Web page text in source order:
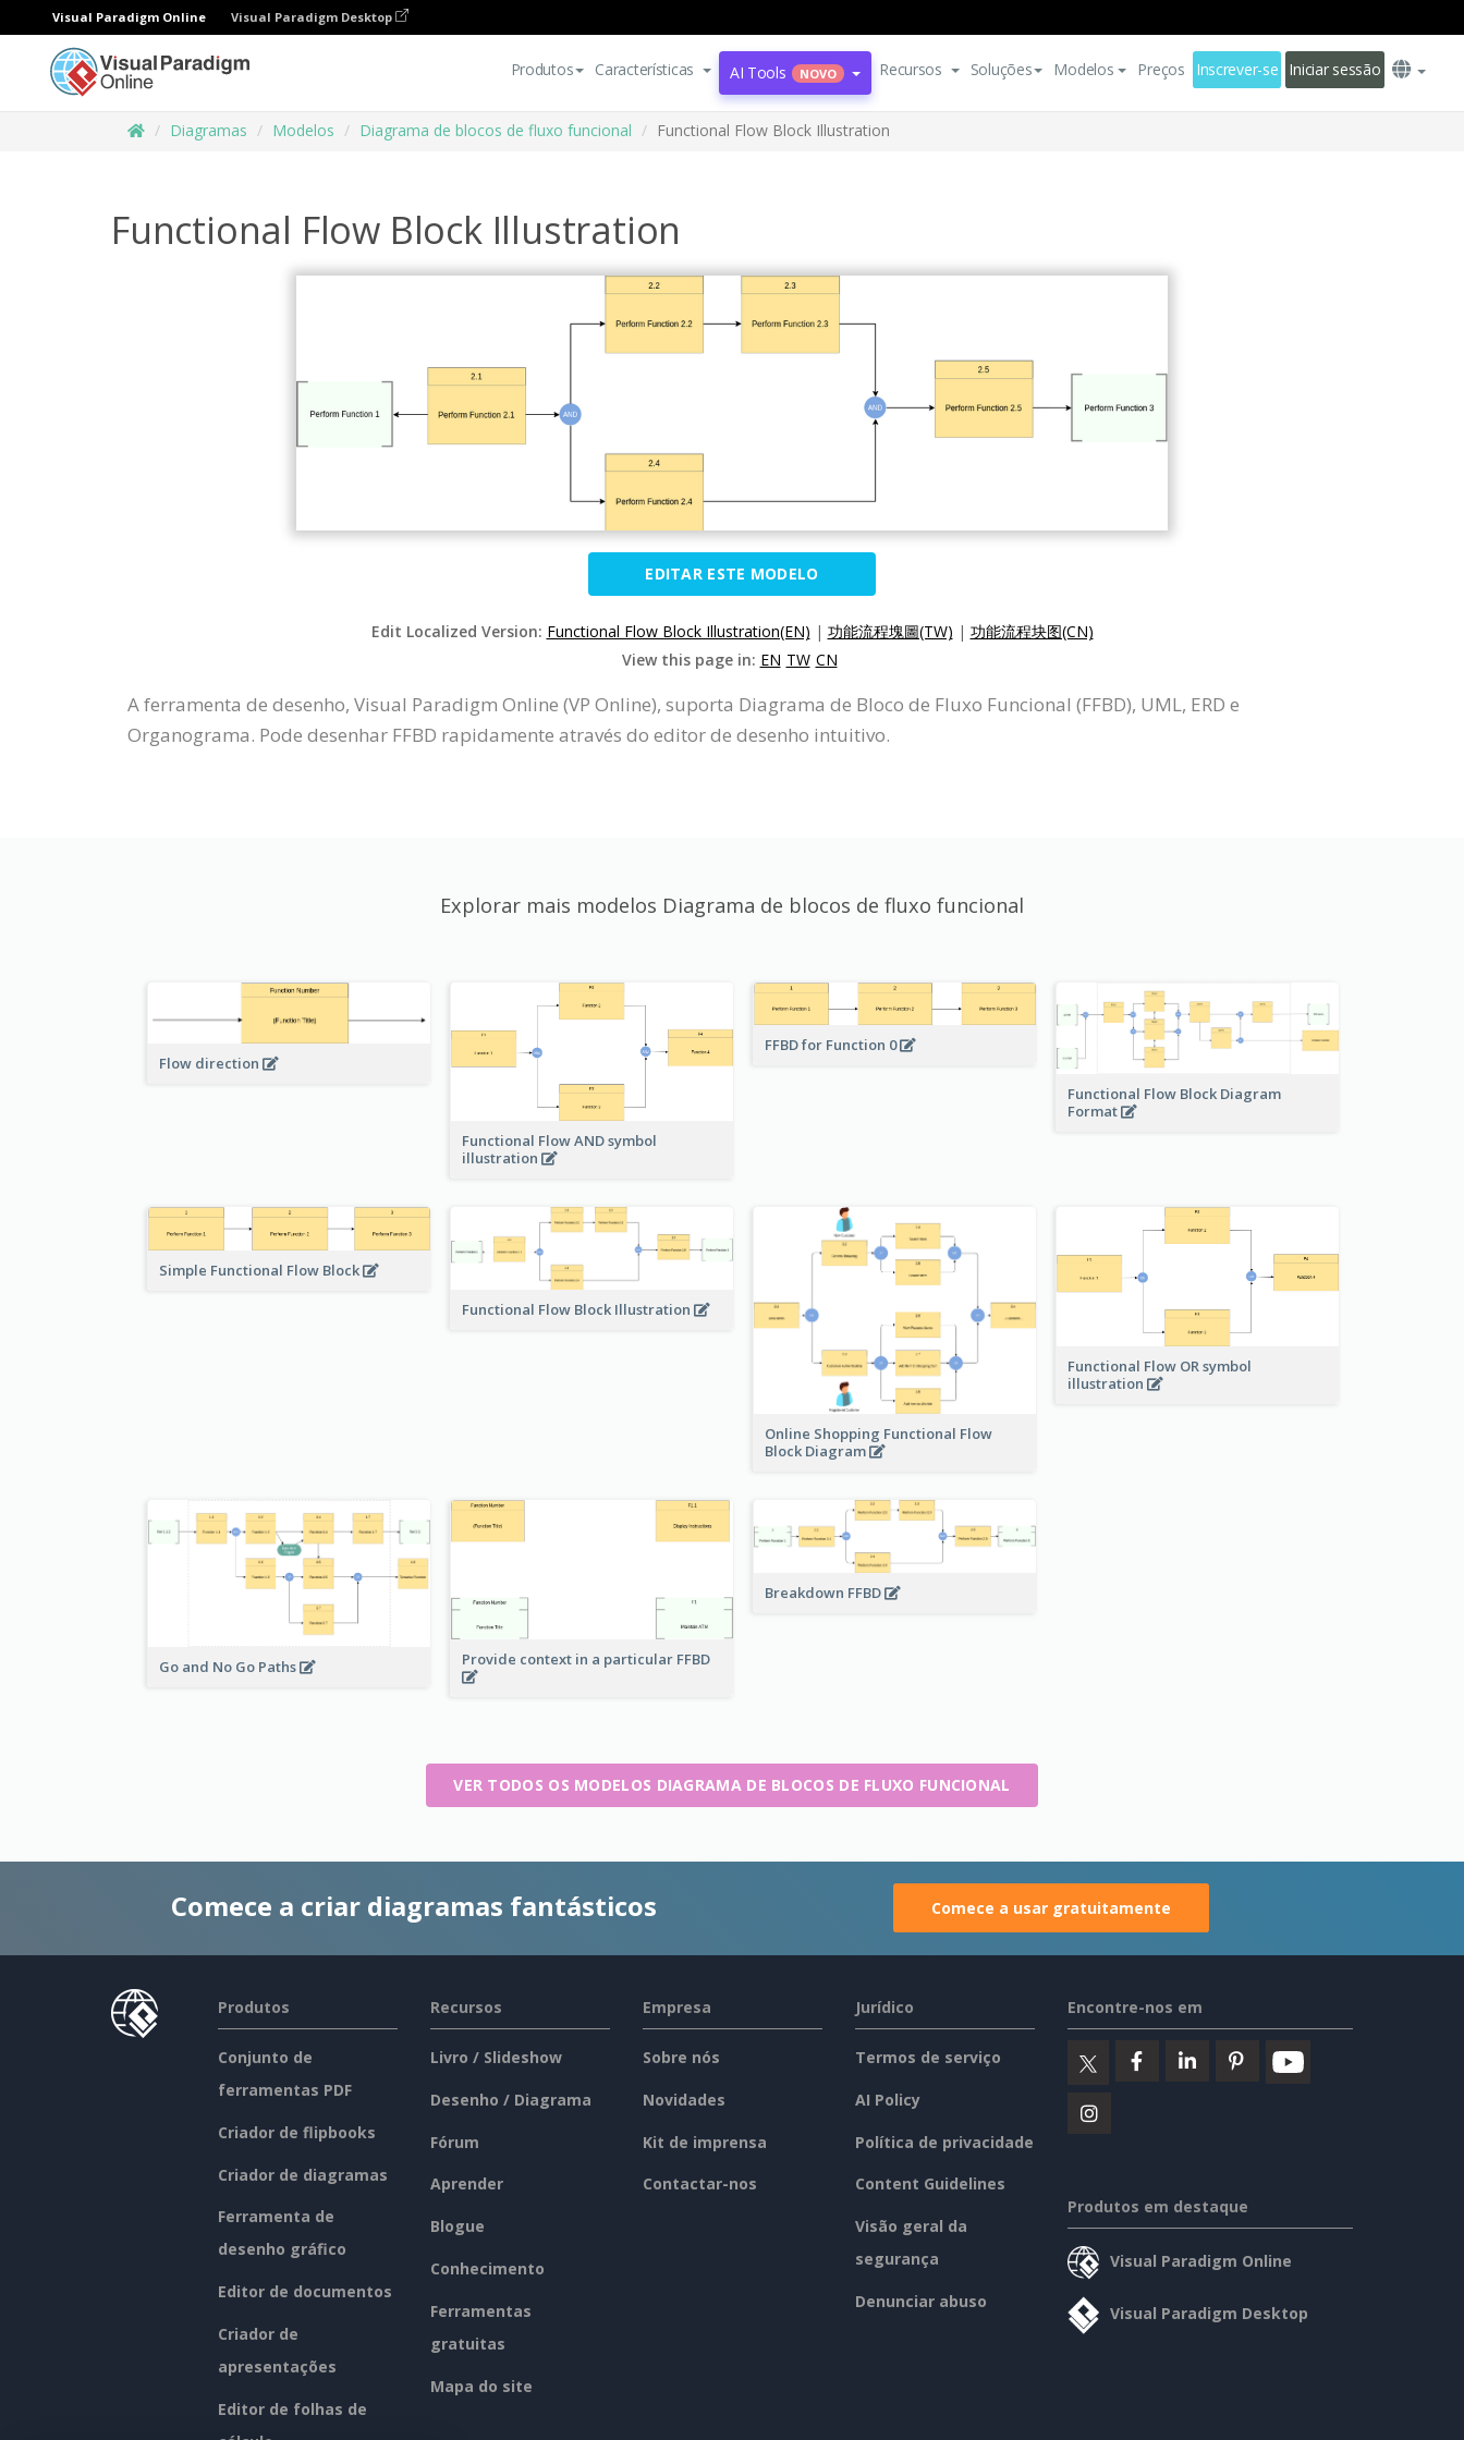
Visual Paradigm Online Visual Paradigm Desktop
Produtos Características AI Tools NOVO Recursos Soluções Modelos Preços Inscrever-se Iniciar sessão
Diagramas Modelos Diagrama de blocos de fluxo funcional Functional Flow Block Illustration
Functional Flow Block Illustration
EDITAR ESTE MODELO
Edit Localized Version: Functional Flow Block Illustration(EN) | 功能流程塊圖(TW) | 功能流程块图(CN)
View this page in: EN TW CN
A ferramenta de desenho, Visual Paradigm Online (VP Online), suporta Diagrama de Bloco de Fluxo Funcional (FFBD), UML, ERD e
Organograma. Pode desenhar FFBD rapidamente através do editor de desenho intuitivo.
Explorar mais modelos Diagrama de blocos de fluxo funcional
Flow direction
Functional Flow AND symbol
illustration
FFBD for Function 0
Functional Flow Block Diagram
Format
Simple Functional Flow Block
Functional Flow Block Illustration
Online Shopping Functional Flow
Block Diagram
Functional Flow OR symbol
illustration
Go and No Go Paths Provide context in a particular FFBD
Breakdown FFBD
VER TODOS OS MODELOS DIAGRAMA DE BLOCOS DE FLUXO FUNCIONAL
Comece a criar diagramas fantásticos Comece a usar gratuitamente
Produtos
Conjunto de
ferramentas PDF
Criador de flipbooks
Criador de diagramas
Ferramenta de
desenho gráfico
Editor de documentos
Criador de
apresentações
Editor de folhas de
Recursos
Livro / Slideshow
Desenho / Diagrama
Fórum
Aprender
Blogue
Conhecimento
Ferramentas
gratuitas
Mapa do site
Empresa
Sobre nós
Novidades
Kit de imprensa
Contactar-nos
Jurídico
Termos de serviço
AI Policy
Política de privacidade
Content Guidelines
Visão geral da
segurança
Denunciar abuso
Encontre-nos em
Produtos em destaque
Visual Paradigm Online
Visual Paradigm Desktop